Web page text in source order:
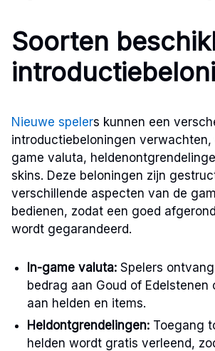
Soorten
Nieuwe spelers kunnen een
introductiebeloningen verwachten,
game valuta,
skins. Deze beloningen zijn
verschillende aspecten van de
bedienen, zodat een goed
wordt gegarandeerd.
In-game valuta: Spelers
bedrag aan Goud of Edelstenen
aan helden en items.
Heldontgrendelingen: Toegang
helden wordt gratis verleend,